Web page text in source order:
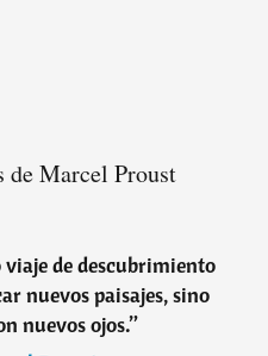
de Marcel Proust
de descubrimiento
nuevos paisajes, sino
nuevos ojos.”